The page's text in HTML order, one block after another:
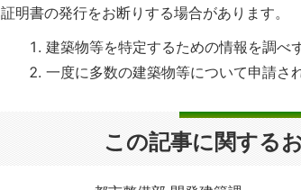
証明書の発行をお断りする場合があります。
建築物等を特定するための情報を調べ
一度に多数の建築物等について申請さ
この記事に関する